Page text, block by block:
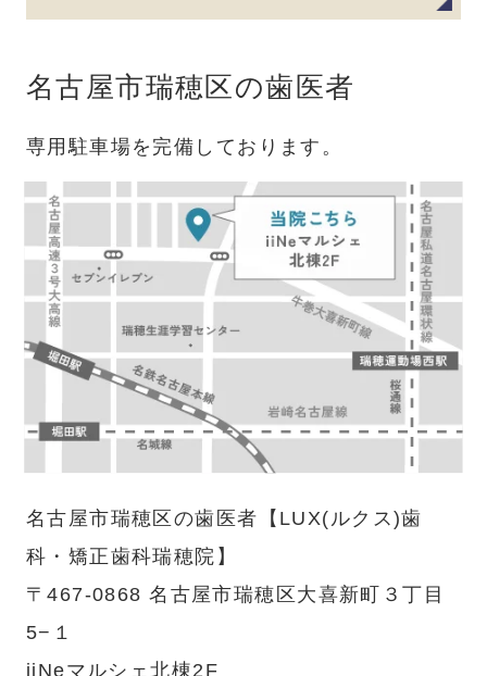
名古屋市瑞穂区の歯医者
専用駐車場を完備しております。
名古屋市瑞穂区の歯医者【LUX(ルクス)歯
科・矯正歯科瑞穂院】
〒467-0868 名古屋市瑞穂区大喜新町３丁目
5−１
iiNeマルシェ北棟2F